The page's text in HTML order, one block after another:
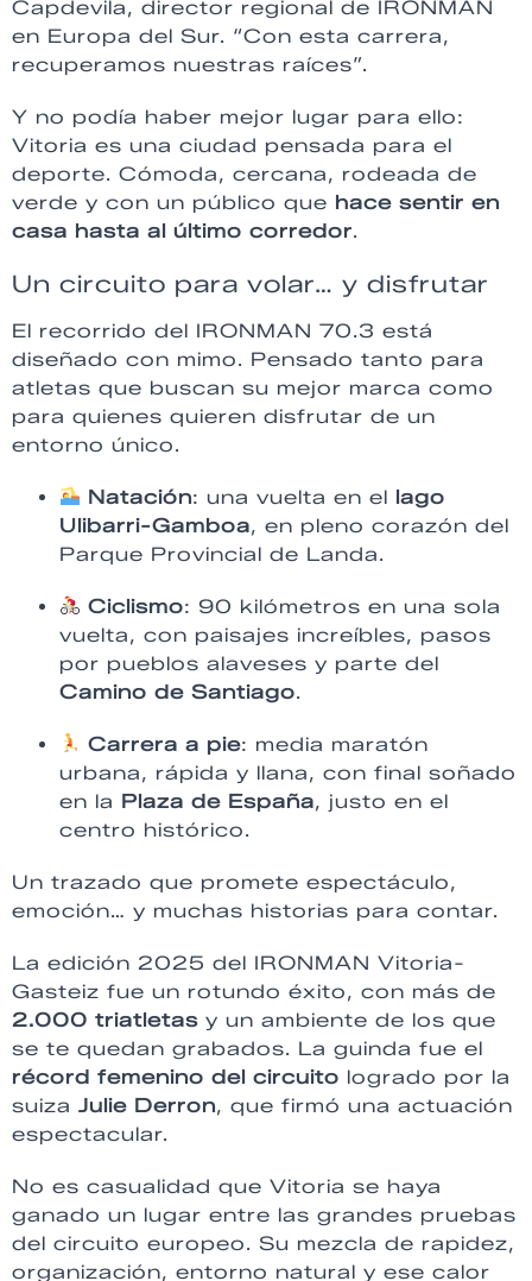
Capdevila, director regional de IRONMAN
en Europa del Sur. “Con esta carrera,
recuperamos nuestras raíces”.
Y no podía haber mejor lugar para ello:
Vitoria es una ciudad pensada para el
deporte. Cómoda, cercana, rodeada de
verde y con un público que hace sentir en
casa hasta al último corredor.
Un circuito para volar… y disfrutar
El recorrido del IRONMAN 70.3 está
diseñado con mimo. Pensado tanto para
atletas que buscan su mejor marca como
para quienes quieren disfrutar de un
entorno único.
Natación: una vuelta en el lago
Ulibarri-Gamboa, en pleno corazón del
Parque Provincial de Landa.
Ciclismo: 90 kilómetros en una sola
vuelta, con paisajes increíbles, pasos
por pueblos alaveses y parte del
Camino de Santiago.
Carrera a pie: media maratón
urbana, rápida y llana, con final soñado
en la Plaza de España, justo en el
centro histórico.
Un trazado que promete espectáculo,
emoción… y muchas historias para contar.
La edición 2025 del IRONMAN Vitoria-
Gasteiz fue un rotundo éxito, con más de
2.000 triatletas y un ambiente de los que
se te quedan grabados. La guinda fue el
récord femenino del circuito logrado por la
suiza Julie Derron, que firmó una actuación
espectacular.
No es casualidad que Vitoria se haya
ganado un lugar entre las grandes pruebas
del circuito europeo. Su mezcla de rapidez,
organización, entorno natural y ese calor